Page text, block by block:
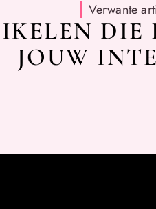
Verwante
DIE
JOUW